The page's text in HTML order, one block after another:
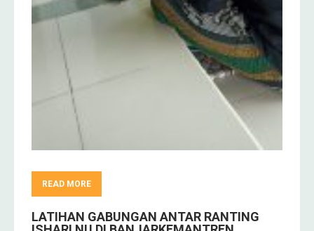
READ MORE
LATIHAN GABUNGAN ANTAR RANTING